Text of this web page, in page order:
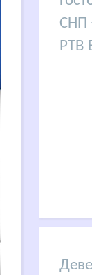
СНП
РТВ